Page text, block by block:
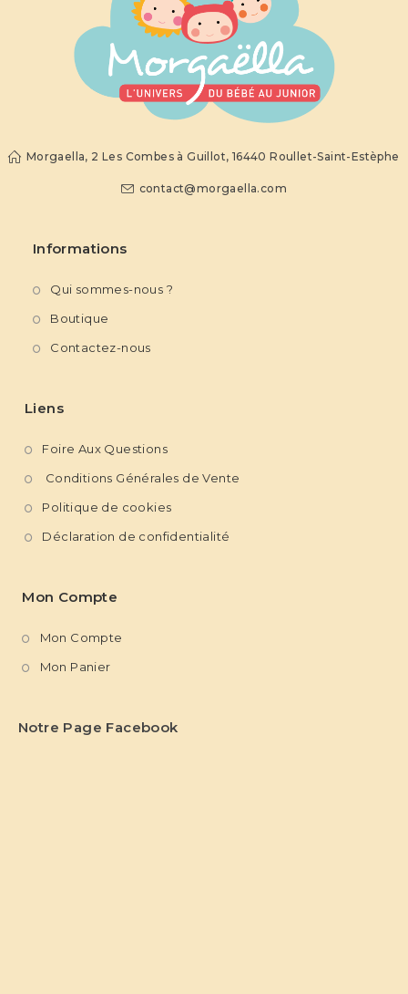
Morgaella, 2 Les Combes à Guillot, 16440 Roullet-Saint-Estèphe
contact@morgaella.com
Informations
Qui sommes-nous ?
Boutique
Contactez-nous
Liens
Foire Aux Questions
Conditions Générales de Vente
Politique de cookies
Déclaration de confidentialité
Mon Compte
Mon Compte
Mon Panier
Notre Page Facebook